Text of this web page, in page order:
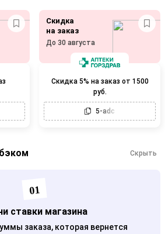
Скидка
на заказ
До 30 августа
Скидка 5% на заказ от 1500
руб.
5-adc
Скрыть
01
ставки магазина
заказа, которая вернется